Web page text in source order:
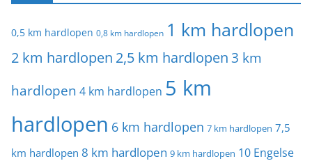
0,5 km hardlopen 0,8 km hardlopen 1 km hardlopen
2 km hardlopen 2,5 km hardlopen 3 km
hardlopen 4 km hardlopen 5 km
hardlopen 6 km hardlopen 7 km hardlopen 7,5
km hardlopen 8 km hardlopen 9 km hardlopen 10 Engelse